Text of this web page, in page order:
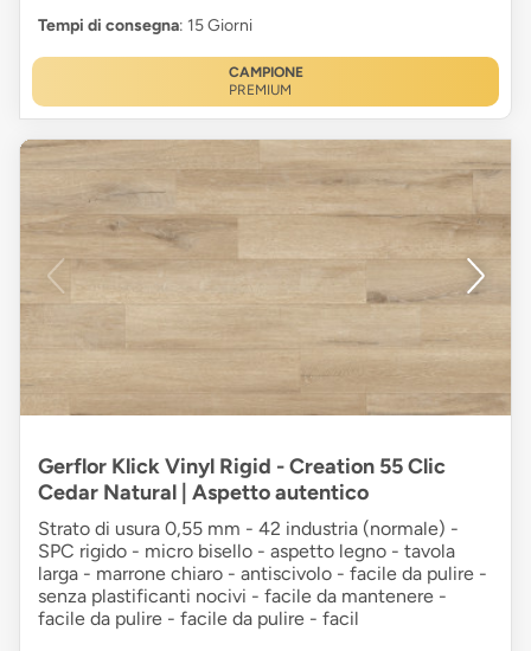
Tempi di consegna: 15 Giorni
CAMPIONE
PREMIUM
Gerflor Klick Vinyl Rigid - Creation 55 Clic
Cedar Natural | Aspetto autentico
Strato di usura 0,55 mm - 42 industria (normale) -
SPC rigido - micro bisello - aspetto legno - tavola
larga - marrone chiaro - antiscivolo - facile da pulire -
senza plastificanti nocivi - facile da mantenere -
facile da pulire - facile da pulire - facil